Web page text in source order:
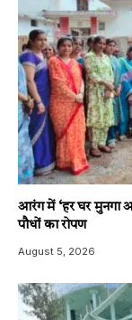
आरंग में ‘हर घर मुनगा
पौधों का रोपण
August 5, 2026